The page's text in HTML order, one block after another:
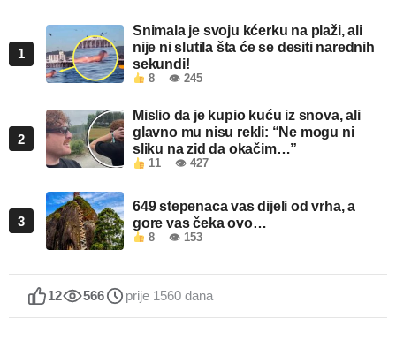
1
Snimala je svoju kćerku na plaži, ali
nije ni slutila šta će se desiti narednih
sekundi!
8 👁 245
2
Mislio da je kupio kuću iz snova, ali
glavno mu nisu rekli: “Ne mogu ni
sliku na zid da okačim…”
11 👁 427
3
649 stepenaca vas dijeli od vrha, a
gore vas čeka ovo…
8 👁 153
12 566 prije 1560 dana